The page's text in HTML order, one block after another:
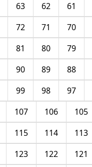
61
62
63
70
71
72
79
80
81
88
89
90
97
98
99
105
106
107
113
114
115
121
122
123